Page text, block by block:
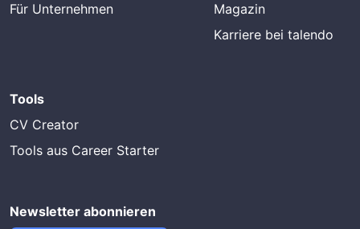
Für Unternehmen
Magazin
Karriere bei talendo
Tools
CV Creator
Tools aus Career Starter
Newsletter abonnieren